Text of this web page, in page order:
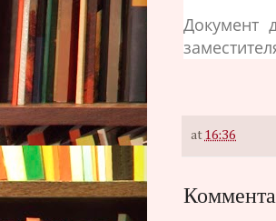
Документ
at 16:36